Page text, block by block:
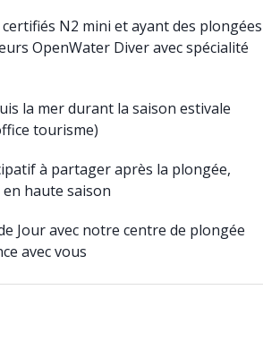
N2 mini et ayant des plongées
OpenWater Diver avec spécialité
la mer durant la saison estivale
tourisme)
à partager après la plongée,
haute saison
Jour avec notre centre de plongée
avec vous